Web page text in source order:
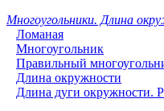
Многоугольники. Длина
Ломаная
Многоугольник
Правильный
Длина окружности
Длина дуги окружности.